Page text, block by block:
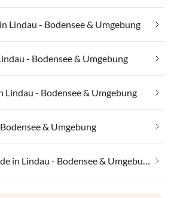
Lindau - Bodensee & Umgebung
- Bodensee & Umgebung
Lindau - Bodensee & Umgebung
& Umgebung
Wellness Wochenende in Lindau - Bodensee & Umgebung